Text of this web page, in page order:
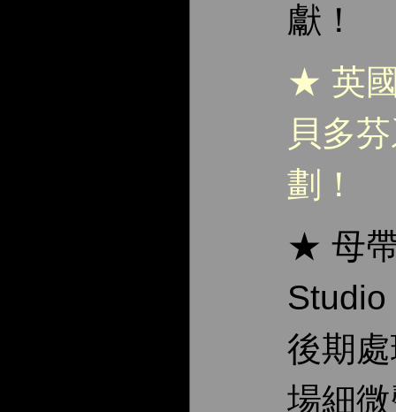
獻！
★ 英
貝多
劃！
★ 母
Studio
後期
場細